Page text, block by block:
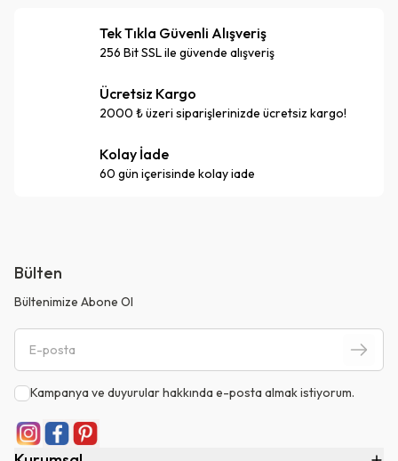
Tek Tıkla Güvenli Alışveriş
256 Bit SSL ile güvende alışveriş
Ücretsiz Kargo
2000 ₺ üzeri siparişlerinizde ücretsiz kargo!
Kolay İade
60 gün içerisinde kolay iade
Bülten
Bültenimize Abone Ol
Kampanya ve duyurular hakkında e-posta almak istiyorum.